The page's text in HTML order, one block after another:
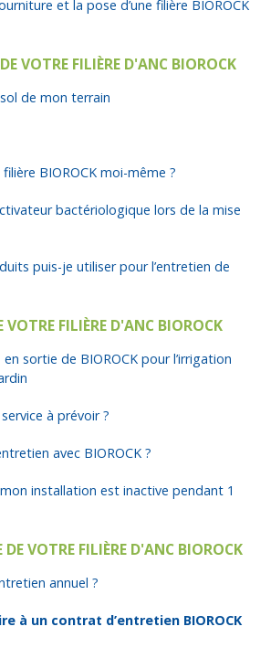
et la pose d’une filière BIOROCK
VOTRE FILIÈRE D'ANC BIOROCK
de mon terrain
BIOROCK moi-même ?
bactériologique lors de la mise
puis-je utiliser pour l’entretien de
FILIÈRE D'ANC BIOROCK
en sortie de BIOROCK pour l’irrigation
à prévoir ?
avec BIOROCK ?
installation est inactive pendant 1
VOTRE FILIÈRE D'ANC BIOROCK
annuel ?
à un contrat d’entretien BIOROCK